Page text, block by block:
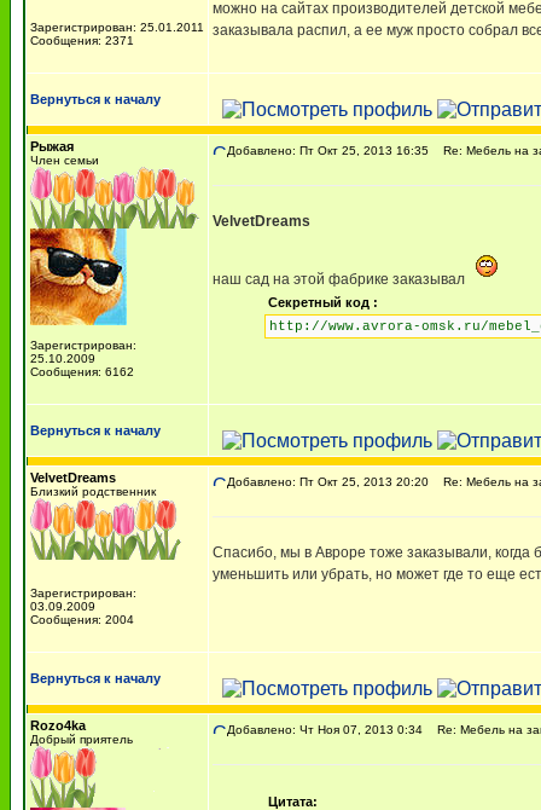
Зарегистрирован: 25.01.2011
Сообщения: 2371
можно на сайтах производителей детской
заказывала распил, а ее муж просто собрал
Вернуться к началу
Рыжая
Член семьи
Зарегистрирован:
25.10.2009
Сообщения: 6162
Добавлено: Пт Окт 25, 2013 16:35 Re: Мебель на
VelvetDreams
наш сад на этой фабрике заказывал
Секретный код :
http://www.avrora-omsk.ru/
Вернуться к началу
VelvetDreams
Близкий родственник
Зарегистрирован:
03.09.2009
Сообщения: 2004
Добавлено: Пт Окт 25, 2013 20:20 Re: Мебель на
Спасибо, мы в Авроре тоже заказывали, когда
уменьшить или убрать, но может где то еще
Вернуться к началу
Rozo4ka
Добрый приятель
Добавлено: Чт Ноя 07, 2013 0:34 Re: Мебель на
Цитата: